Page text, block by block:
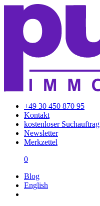
+49 30 450 870 95
Kontakt
kostenloser Suchauftrag
Newsletter
Merkzettel
0
Blog
English